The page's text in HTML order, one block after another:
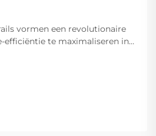
vormen een revolutionaire
efficiëntie te maximaliseren in
wandbevestigde railsystemen
ondersteunen,